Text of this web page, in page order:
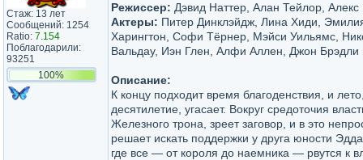
Стаж: 13 лет
Сообщений: 1254
Ratio: 7.154
Поблагодарили:
93251
100%
Режиссер: Дэвид Наттер, Алан Тейлор, Алекс
Актеры: Питер Динклэйдж, Лина Хиди,
Харингтон, Софи Тёрнер, Мэйси Уильямс,
Вальдау, Иэн Глен, Алфи Аллен, Джон Брэдли
Описание:
К концу подходит время благоденствия, и
десятилетие, угасает. Вокруг средоточия
Железного трона, зреет заговор, и в это
решает искать поддержки у друга юности
где все — от короля до наемника — рвутся к